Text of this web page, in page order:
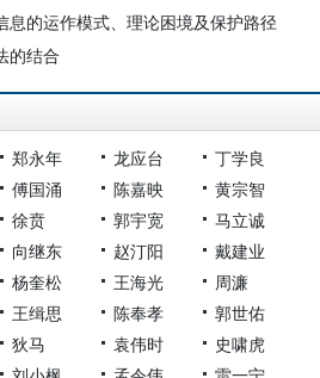
息的运作模式、理论困境及保护路径
的结合
郑永年 龙应台
丁学良
傅国涌 陈嘉映
黄宗智
徐贲 郭宇宽
马立诚
向继东 赵汀阳
戴建业
杨奎松 王海光
周濂
王缉思 陈奉孝
郭世佑
狄马 袁伟时
史啸虎